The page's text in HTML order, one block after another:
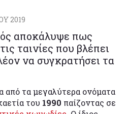
2019
αποκάλυψε πως
ταινίες που βλέπει
να συγκρατήσει τα
από τα μεγαλύτερα ονόματα
του 1990 παίζοντας σε